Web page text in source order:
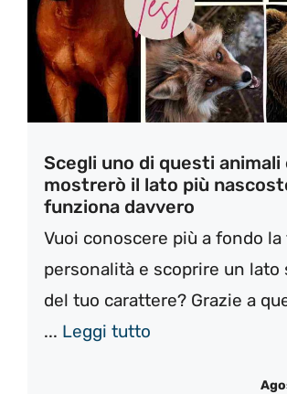
Scegli uno di questi animali
mostrerò il lato più
funziona davvero
Vuoi conoscere più a fondo la
personalità e scoprire un lato
del tuo carattere? Grazie a
... Leggi tutto